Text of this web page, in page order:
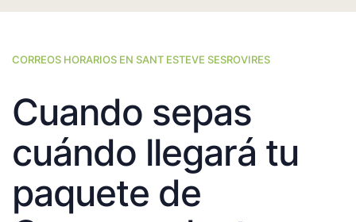
CORREOS HORARIOS EN SANT ESTEVE SESROVIRES
Cuando sepas
cuándo llegará tu
paquete de